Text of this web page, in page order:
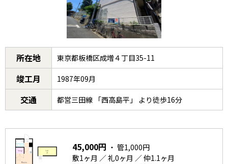
所在地 東京都板橋区成増４丁目35-11
竣工月 1987年09月
交通 都営三田線 「西高島平」 より徒歩16分
45,000円 ・ 管1,000円
敷1ヶ月 ／ 礼0ヶ月 ／ 仲1.1ヶ月